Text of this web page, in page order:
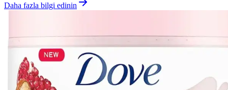
Daha fazla bilgi edinin